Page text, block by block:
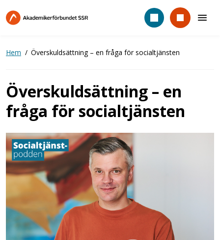
till
Hem Överskuldsättning – en fråga för socialtjänsten
Överskuldsättning – en
fråga för socialtjänsten